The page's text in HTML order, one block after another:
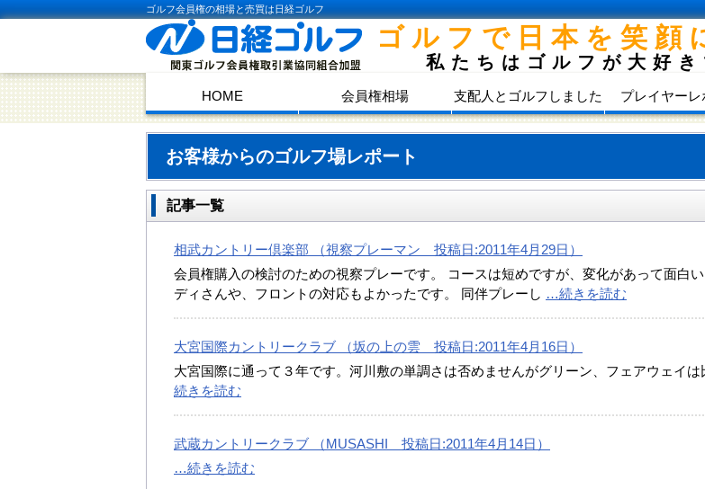
ゴルフ会員権の相場と売買は日経ゴルフ
ゴルフで日本を笑顔
私たちはゴルフが大好き
HOME 会員権相場 支配人とゴルフしました プレイヤーレ
お客様からのゴルフ場レポート
記事一覧
相武カントリー倶楽部 （視察プレーマン 投稿日:2011年4月29日）
会員権購入の検討のための視察プレーです。 コースは短めですが、変化があって面白
ディさんや、フロントの対応もよかったです。 同伴プレーし …続きを読む
大宮国際カントリークラブ （坂の上の雲 投稿日:2011年4月16日）
大宮国際に通って３年です。河川敷の単調さは否めませんがグリーン、フェアウェイ
続きを読む
武蔵カントリークラブ （MUSASHI 投稿日:2011年4月14日）
…続きを読む